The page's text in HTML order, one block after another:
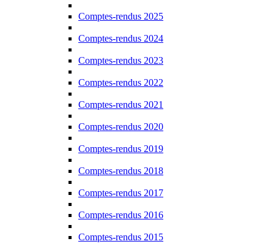
Comptes-rendus 2025
Comptes-rendus 2024
Comptes-rendus 2023
Comptes-rendus 2022
Comptes-rendus 2021
Comptes-rendus 2020
Comptes-rendus 2019
Comptes-rendus 2018
Comptes-rendus 2017
Comptes-rendus 2016
Comptes-rendus 2015